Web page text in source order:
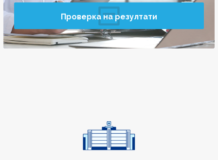
Проверка на резултати